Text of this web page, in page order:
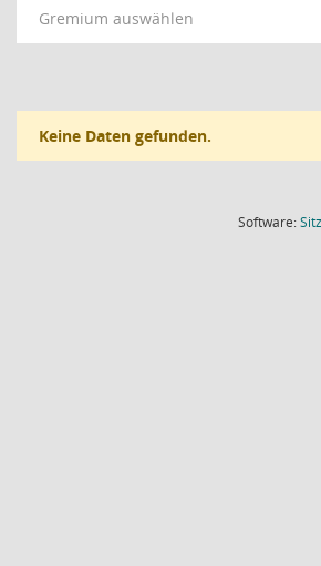
Gremium auswählen
Keine Daten gefunden.
Software: